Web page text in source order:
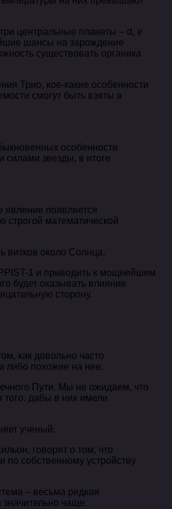
центральные планеты – d, e
шансы на зарождение
существовать органика
Трио, кое-какие особенности
смогут быть взяты в
особенности
силами звезды, в итоге
явление появляется
строгой математической
витков около Солнца.
1 и приводить к мощнейшим
будет оказывать влияние
сторону.
как довольно часто
либо похожие на нее.
Пути. Мы не ожидаем, что
того, дабы в них имели
ученый.
говорят о том, что
по собственному устройству
– весьма редкая
чаще.